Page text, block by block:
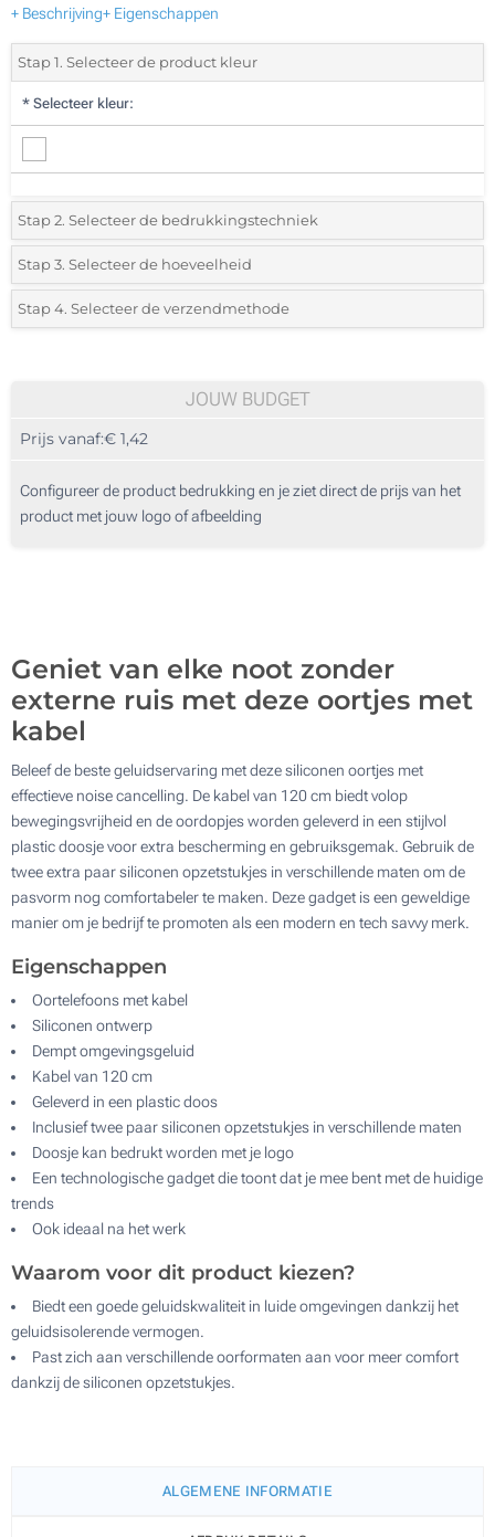
+ Beschrijving+ Eigenschappen
Stap 1. Selecteer de product kleur
* Selecteer kleur:
Stap 2. Selecteer de bedrukkingstechniek
*Selecteer de bedrukking en kleuren van het logo:
1 Kleur (Op het doosje)
3 Kleuren (Op het doosje)
Doming (Op het doosje)
Stap 3. Selecteer de hoeveelheid
*Selecteer uit de lijst of voeg het gewenste aantal in
50
250
Stap 4. Selecteer de verzendmethode
JOUW BUDGET
Prijs vanaf:€ 1,42
Configureer de product bedrukking en je ziet direct de prijs van het
product met jouw logo of afbeelding
Geniet van elke noot zonder
externe ruis met deze oortjes met
kabel
Beleef de beste geluidservaring met deze siliconen oortjes met
effectieve noise cancelling. De kabel van 120 cm biedt volop
bewegingsvrijheid en de oordopjes worden geleverd in een stijlvol
plastic doosje voor extra bescherming en gebruiksgemak. Gebruik de
twee extra paar siliconen opzetstukjes in verschillende maten om de
pasvorm nog comfortabeler te maken. Deze gadget is een geweldige
manier om je bedrijf te promoten als een modern en tech savvy merk.
Eigenschappen
Oortelefoons met kabel
Siliconen ontwerp
Dempt omgevingsgeluid
Kabel van 120 cm
Geleverd in een plastic doos
Inclusief twee paar siliconen opzetstukjes in verschillende maten
Doosje kan bedrukt worden met je logo
Een technologische gadget die toont dat je mee bent met de huidige
trends
Ook ideaal na het werk
Waarom voor dit product kiezen?
Biedt een goede geluidskwaliteit in luide omgevingen dankzij het
geluidsisolerende vermogen.
Past zich aan verschillende oorformaten aan voor meer comfort
dankzij de siliconen opzetstukjes.
ALGEMENE INFORMATIE